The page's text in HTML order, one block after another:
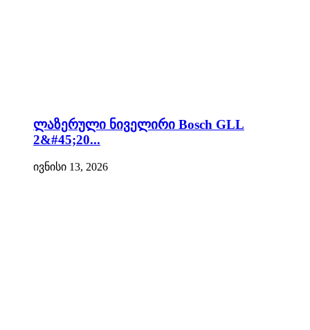
ლაზერული ნიველირი Bosch GLL
2&#45;20...
ივნისი 13, 2026